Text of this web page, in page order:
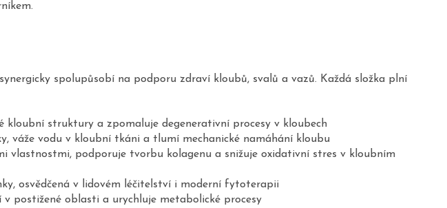
spolupůsobí na podporu zdraví kloubů, svalů a vazů. Každá složka plní
struktury a zpomaluje degenerativní procesy v kloubech
váže vodu v kloubní tkáni a tlumí mechanické namáhání kloubu
vlastnostmi, podporuje tvorbu kolagenu a snižuje oxidativní stres v kloubním
osvědčená v lidovém léčitelství i moderní fytoterapii
postižené oblasti a urychluje metabolické procesy